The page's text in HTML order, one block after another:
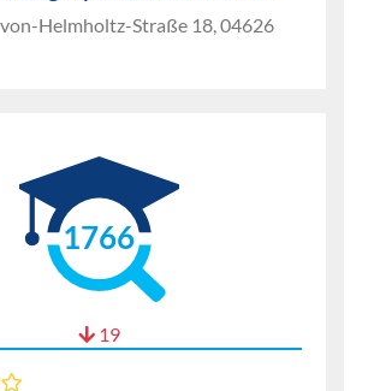
Helmholtz-Straße 18, 04626
1766
19